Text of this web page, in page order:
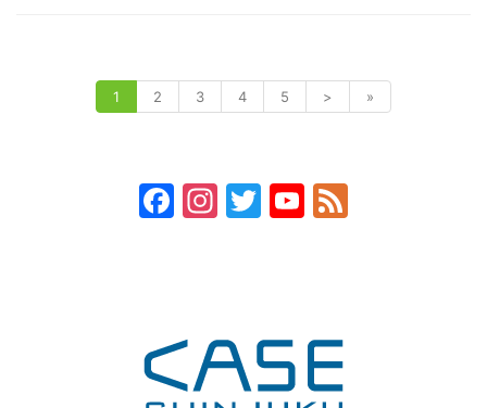
1 2 3 4 5 > »
Facebook
Instagram
TwitterYouTube